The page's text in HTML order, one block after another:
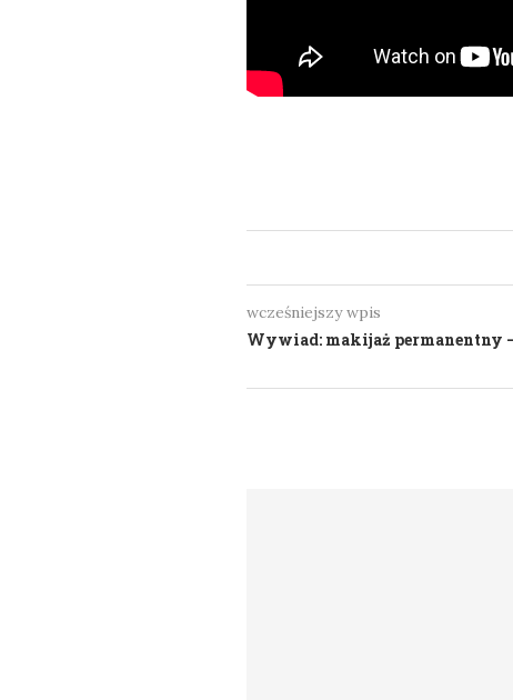
wcześniejszy wpis
Wywiad: makijaż permanentny